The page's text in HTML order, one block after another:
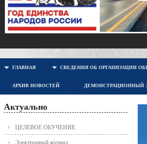
ГЛАВНАЯ СВЕДЕНИЯ ОБ ОРГАНИЗАЦИИ
АРХИВ НОВОСТЕЙ ДЕМОНСТРАЦИОННЫЙ
Актуально
ЦЕЛЕВОЕ ОБУЧЕНИЕ
Электронный журнал